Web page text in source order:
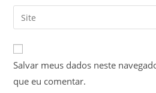
de
usuário
para
comentar
endereço
de
mail
para
comentar
Digite
o
URL
do
seu
site
Salvar meus dados neste
que eu comentar.